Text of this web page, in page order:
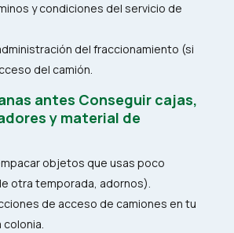
y condiciones del servicio de
del fraccionamiento (si
del camión.
antes Conseguir cajas,
y material de
objetos que usas poco
otra temporada, adornos).
de acceso de camiones en tu
colonia.